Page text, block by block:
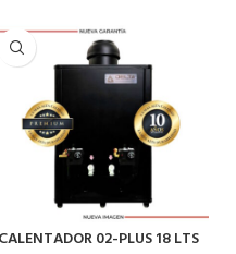
CALENTADOR 02-PLUS 18 LTS